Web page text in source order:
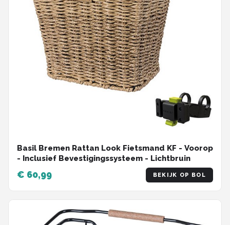
Basil Bremen Rattan Look Fietsmand KF - Voorop
- Inclusief Bevestigingssysteem - Lichtbruin
€ 60,99 BEKIJK OP BOL